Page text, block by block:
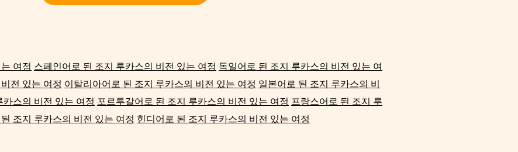
여정 스페인어로 된 조지 루카스의 비전 있는 여정 독일어로 된 조지 루카스의 비전 있는 여
전 있는 여정 이탈리아어로 된 조지 루카스의 비전 있는 여정 일본어로 된 조지 루카스의 비
스의 비전 있는 여정 포르투갈어로 된 조지 루카스의 비전 있는 여정 프랑스어로 된 조지 루
조지 루카스의 비전 있는 여정 힌디어로 된 조지 루카스의 비전 있는 여정